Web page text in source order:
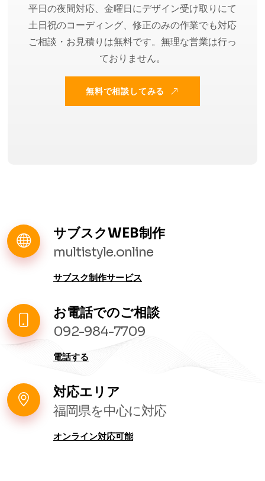
平日の夜間対応、金曜日にデザイン受け取りにて
土日祝のコーディング、修正のみの作業でも対応
ご相談・お見積りは無料です。無理な営業は行っ
ておりません。
無料で相談してみる
サブスクWEB制作
multistyle.online
サブスク制作サービス
お電話でのご相談
092-984-7709
電話する
対応エリア
福岡県を中心に対応
オンライン対応可能